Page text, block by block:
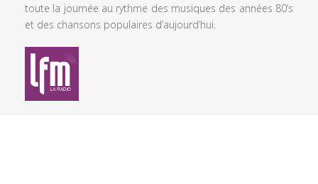
toute la journée au rythme des musiques des années 80’s
et des chansons populaires d’aujourd’hui.